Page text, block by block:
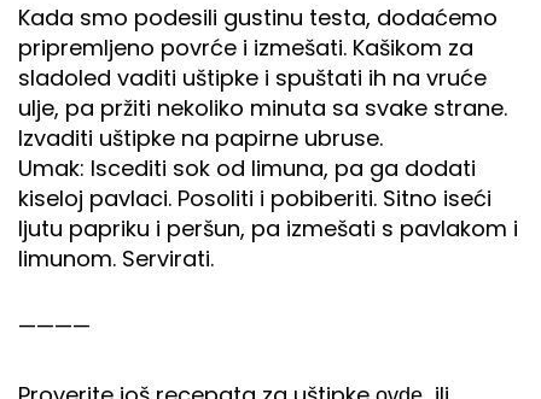
Kada smo podesili gustinu testa, dodaćemo
pripremljeno povrće i izmešati. Kašikom za
sladoled vaditi uštipke i spuštati ih na vruće
ulje, pa pržiti nekoliko minuta sa svake strane.
Izvaditi uštipke na papirne ubruse.
Umak: Iscediti sok od limuna, pa ga dodati
kiseloj pavlaci. Posoliti i pobiberiti. Sitno iseći
ljutu papriku i peršun, pa izmešati s pavlakom i
limunom. Servirati.
————